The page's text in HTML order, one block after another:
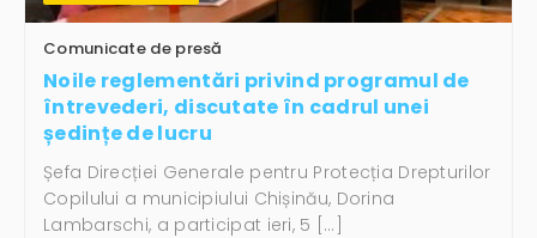
Comunicate de presă
Noile reglementări privind programul de
întrevederi, discutate în cadrul unei
ședințe de lucru
Șefa Direcției Generale pentru Protecția Drepturilor
Copilului a municipiului Chișinău, Dorina
Lambarschi, a participat ieri, 5 […]